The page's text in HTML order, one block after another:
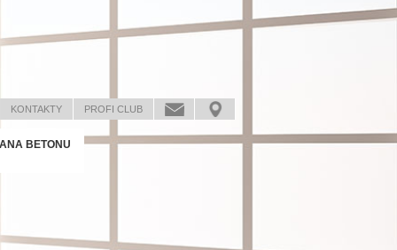
KONTAKTY
PROFI CLUB
BETONU